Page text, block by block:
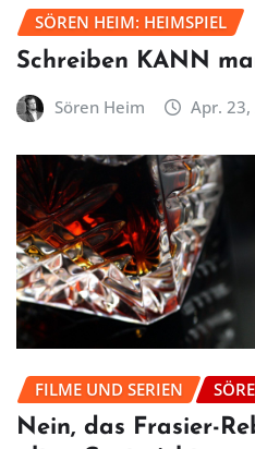
SÖREN HEIM: HEIMSPIEL
Schreiben KANN
Sören Heim Apr. 23,
FILME UND SERIEN
Nein, das Frasier-